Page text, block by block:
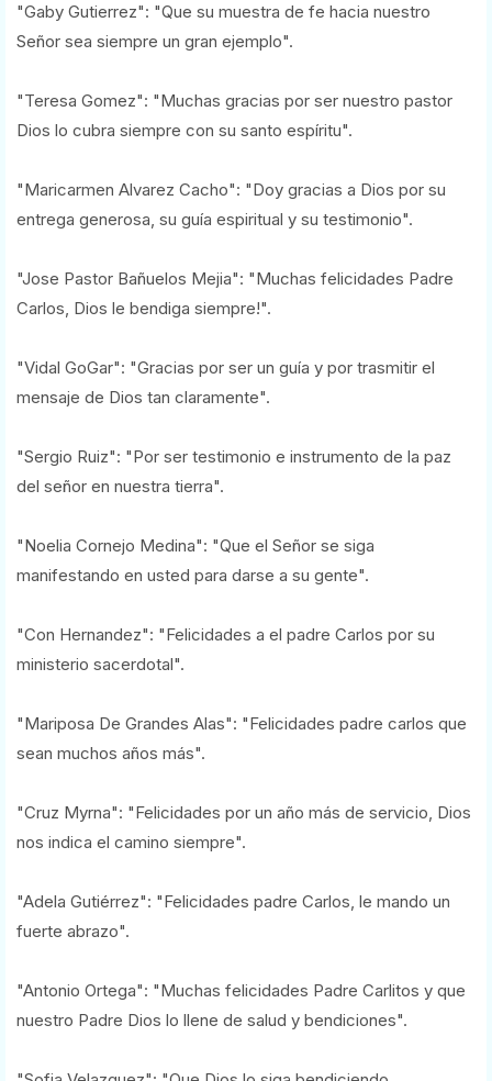
"Gaby Gutierrez": "Que su muestra de fe hacia nuestro
Señor sea siempre un gran ejemplo".
"Teresa Gomez": "Muchas gracias por ser nuestro pastor
Dios lo cubra siempre con su santo espíritu".
"Maricarmen Alvarez Cacho": "Doy gracias a Dios por su
entrega generosa, su guía espiritual y su testimonio".
"Jose Pastor Bañuelos Mejia": "Muchas felicidades Padre
Carlos, Dios le bendiga siempre!".
"Vidal GoGar": "Gracias por ser un guía y por trasmitir el
mensaje de Dios tan claramente".
"Sergio Ruiz": "Por ser testimonio e instrumento de la paz
del señor en nuestra tierra".
"Noelia Cornejo Medina": "Que el Señor se siga
manifestando en usted para darse a su gente".
"Con Hernandez": "Felicidades a el padre Carlos por su
ministerio sacerdotal".
"Mariposa De Grandes Alas": "Felicidades padre carlos que
sean muchos años más".
"Cruz Myrna": "Felicidades por un año más de servicio, Dios
nos indica el camino siempre".
"Adela Gutiérrez": "Felicidades padre Carlos, le mando un
fuerte abrazo".
"Antonio Ortega": "Muchas felicidades Padre Carlitos y que
nuestro Padre Dios lo llene de salud y bendiciones".